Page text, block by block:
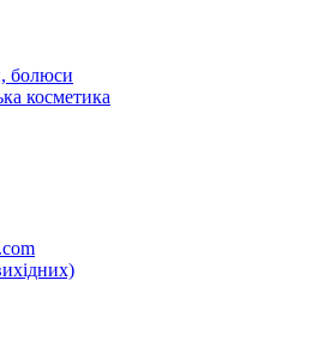
болюси
косметика